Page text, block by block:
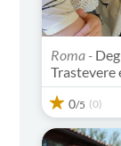
Roma -
Trastevere
0/5 (0)